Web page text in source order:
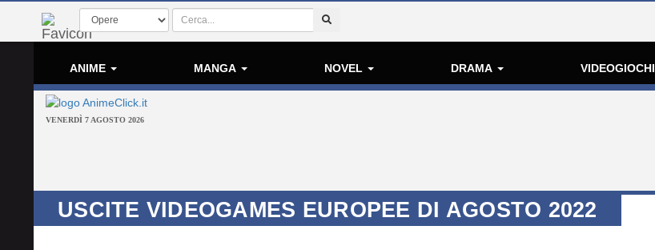
ANIME MANGA NOVEL DRAMA VIDEOGIOCHI
VENERDÌ 7 AGOSTO 2026
USCITE VIDEOGAMES EUROPEE DI AGOSTO 2022